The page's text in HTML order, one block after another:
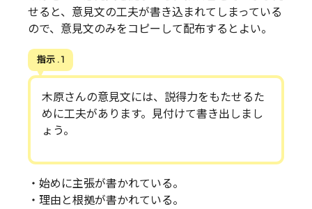
せると、意見文の工夫が書き込まれてしまっている
ので、意見文のみをコピーして配布するとよい。
指示 . 1
木原さんの意見文には、説得力をもたせるた
めに工夫があります。見付けて書き出しまし
ょう。
・始めに主張が書かれている。
・理由と根拠が書かれている。